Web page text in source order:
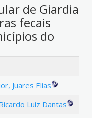
de Giardia
fecais
do
Juares Elias
Luiz Dantas